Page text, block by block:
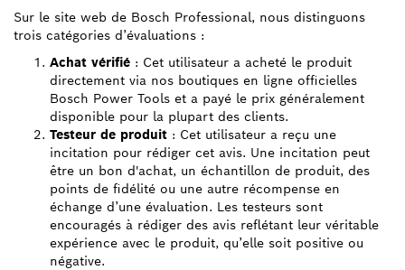
Sur le site web de Bosch Professional, nous distinguons
trois catégories d’évaluations :
Achat vérifié : Cet utilisateur a acheté le produit
directement via nos boutiques en ligne officielles
Bosch Power Tools et a payé le prix généralement
disponible pour la plupart des clients.
Testeur de produit : Cet utilisateur a reçu une
incitation pour rédiger cet avis. Une incitation peut
être un bon d'achat, un échantillon de produit, des
points de fidélité ou une autre récompense en
échange d’une évaluation. Les testeurs sont
encouragés à rédiger des avis reflétant leur véritable
expérience avec le produit, qu’elle soit positive ou
négative.